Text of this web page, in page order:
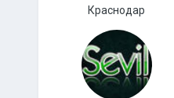
Краснодар